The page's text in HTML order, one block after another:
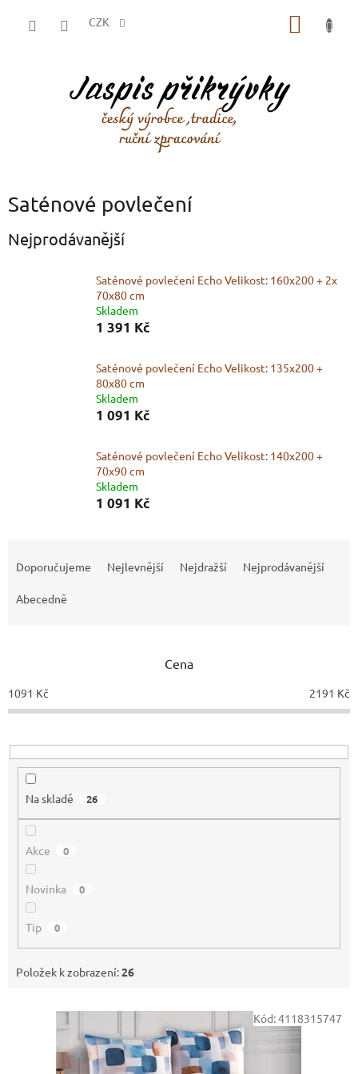
CZK
Saténové povlečení
Nejprodávanější
Saténové povlečení Echo Velikost: 160x200 + 2x
70x80 cm
Skladem
1 391 Kč
Saténové povlečení Echo Velikost: 135x200 +
80x80 cm
Skladem
1 091 Kč
Saténové povlečení Echo Velikost: 140x200 +
70x90 cm
Skladem
1 091 Kč
o
d
k
t
Doporučujeme Nejlevnější Nejdražší Nejprodávanější
Abecedně
Cena
1091 Kč 2191 Kč
Na skladě 26
Akce 0
Novinka 0
Tip 0
Položek k zobrazení:26
Kód:4118315747